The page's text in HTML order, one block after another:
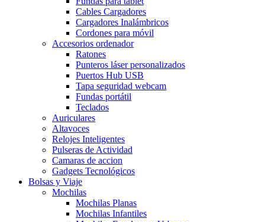
Cables Cargadores
Cargadores Inalámbricos
Cordones para móvil
Accesorios ordenador
Ratones
Punteros láser personalizados
Puertos Hub USB
Tapa seguridad webcam
Fundas portátil
Teclados
Auriculares
Altavoces
Relojes Inteligentes
Pulseras de Actividad
Camaras de accion
Gadgets Tecnológicos
Bolsas y Viaje
Mochilas
Mochilas Planas
Mochilas Infantiles